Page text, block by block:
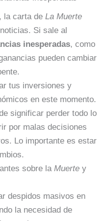
la carta de La Muerte
Si sale al
inesperadas, como
pueden cambiar
tus inversiones y
en este momento.
significar perder todo lo
por malas decisiones
Lo importante es estar
sobre la Muerte y
despidos masivos en
la necesidad de